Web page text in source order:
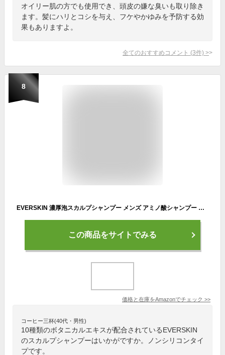
オイリー肌の方でも使用でき、頭皮の嫌な臭いも取り除き
ます。髪にハリとコシを与え、フケやかゆみを予防する効
果もありますよ。
全てのおすすめコメント (3件) >
8
EVERSKIN 濃厚泡スカルプシャンプー メンズ アミノ酸シャンプー トリートメント 香水シャンプー オーガニック ノンシリコン ギフト プレゼント 300ml 日本製
この商品をサイトでみる
価格と在庫をAmazonでチェック >>
コーヒー三杯(40代・男性)
10種類のボタニカルエキスが配合されているEVERSKIN
のスカルプシャンプーはいかがですか。ノンシリコンタイ
プです。